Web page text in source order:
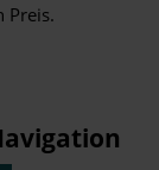
Preis.